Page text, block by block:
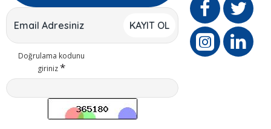
KAYIT OL
Doğrulama kodunu
giriniz